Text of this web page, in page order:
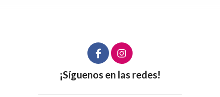
¡Síguenos en las redes!